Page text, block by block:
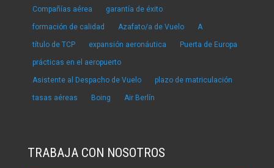
Compañías aérea garantía de éxito
formación de calidad Azafato/a de Vuelo A
título de TCP expansión aeronáutica Puerta de Europa
prácticas en el aeropuerto
Asistente al Despacho de Vuelo plazo de matriculación
tasas aéreas Boing Air Berlín
TRABAJA CON NOSOTROS